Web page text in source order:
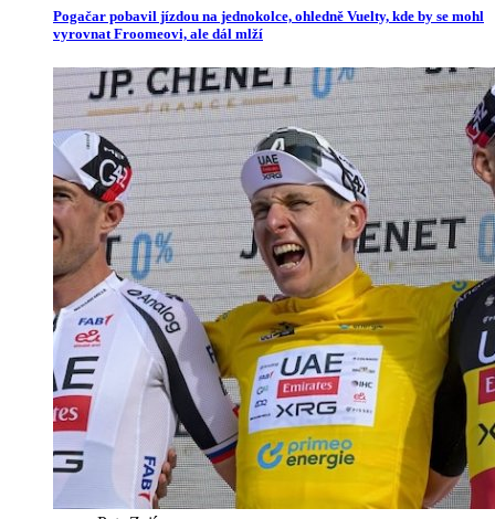
Pogačar pobavil jízdou na jednokolce, ohledně Vuelty, kde by se mohl
vyrovnat Froomeovi, ale dál mlží